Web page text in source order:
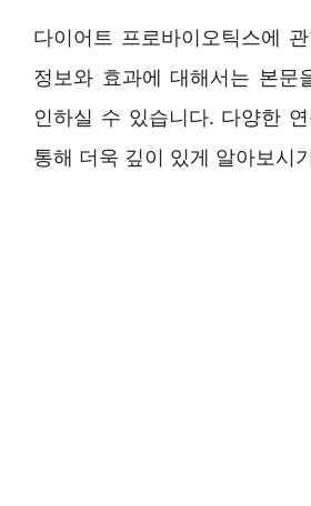
다이어트 프로바이오틱스에
정보와 효과에 대해서는 본문
인하실 수 있습니다. 다양한
통해 더욱 깊이 있게 알아보시